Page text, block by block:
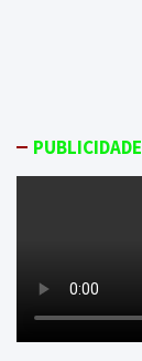
PUBLICIDADE